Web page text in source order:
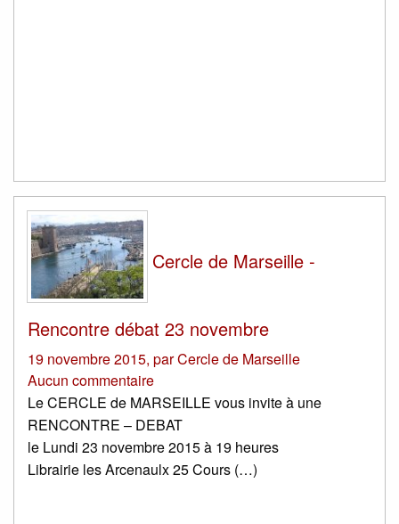
Cercle de Marseille -
Rencontre débat 23 novembre
19 novembre 2015, parCercle de Marseille
Aucun commentaire
Le CERCLE de MARSEILLE vous invite à une
RENCONTRE – DEBAT
le Lundi 23 novembre 2015 à 19 heures
Librairie les Arcenaulx 25 Cours (…)